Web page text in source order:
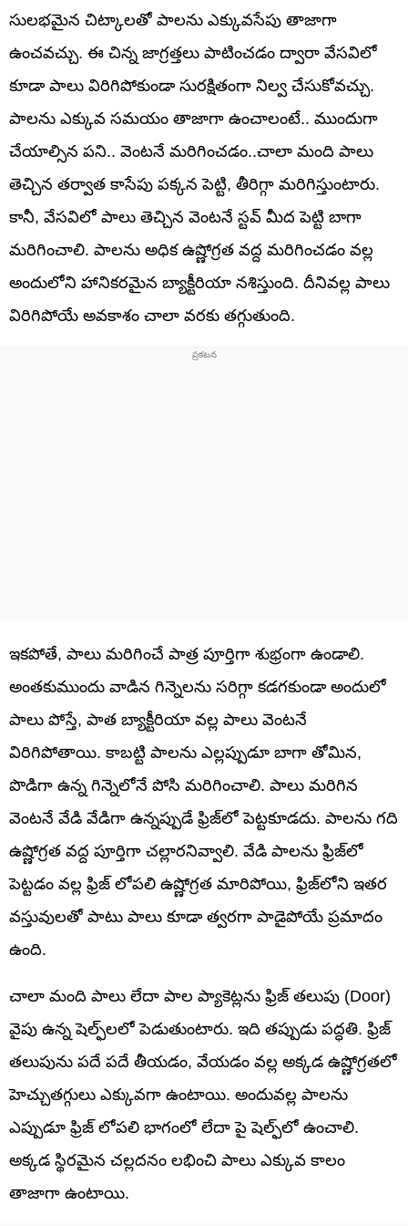
సులభమైన చిట్కాలతో పాలను ఎక్కువసేపు తాజాగా
ఉంచవచ్చు. ఈ చిన్న జాగ్రత్తలు పాటించడం ద్వారా వేసవిలో
కూడా పాలు విరిగిపోకుండా సురక్షితంగా నిల్వ చేసుకోవచ్చు.
పాలను ఎక్కువ సమయం తాజాగా ఉంచాలంటే.. ముందుగా
చేయాల్సిన పని.. వెంటనే మరిగించడం..చాలా మంది పాలు
తెచ్చిన తర్వాత కాసేపు పక్కన పెట్టి, తీరిగ్గా మరిగిస్తుంటారు.
కానీ, వేసవిలో పాలు తెచ్చిన వెంటనే స్టవ్ మీద పెట్టి బాగా
మరిగించాలి. పాలను అధిక ఉష్ణోగ్రత వద్ద మరిగించడం వల్ల
అందులోని హానికరమైన బ్యాక్టీరియా నశిస్తుంది. దీనివల్ల పాలు
విరిగిపోయే అవకాశం చాలా వరకు తగ్గుతుంది.
ఇకపోతే, పాలు మరిగించే పాత్ర పూర్తిగా శుభ్రంగా ఉండాలి.
అంతకుముందు వాడిన గిన్నెలను సరిగ్గా కడగకుండా అందులో
పాలు పోస్తే, పాత బ్యాక్టీరియా వల్ల పాలు వెంటనే
విరిగిపోతాయి. కాబట్టి పాలను ఎల్లప్పుడూ బాగా తోమిన,
పొడిగా ఉన్న గిన్నెలోనే పోసి మరిగించాలి. పాలు మరిగిన
వెంటనే వేడి వేడిగా ఉన్నప్పుడే ఫ్రిజ్‌లో పెట్టకూడదు. పాలను గది
ఉష్ణోగ్రత వద్ద పూర్తిగా చల్లారనివ్వాలి. వేడి పాలను ఫ్రిజ్‌లో
పెట్టడం వల్ల ఫ్రిజ్ లోపలి ఉష్ణోగ్రత మారిపోయి, ఫ్రిజ్‌లోని ఇతర
వస్తువులతో పాటు పాలు కూడా త్వరగా పాడైపోయే ప్రమాదం
ఉంది.
చాలా మంది పాలు లేదా పాల ప్యాకెట్లను ఫ్రిజ్ తలుపు (Door)
వైపు ఉన్న షెల్ఫ్‌లలో పెడుతుంటారు. ఇది తప్పుడు పద్ధతి. ఫ్రిజ్
తలుపును పదే పదే తీయడం, వేయడం వల్ల అక్కడ ఉష్ణోగ్రతలో
హెచ్చుతగ్గులు ఎక్కువగా ఉంటాయి. అందువల్ల పాలను
ఎప్పుడూ ఫ్రిజ్ లోపలి భాగంలో లేదా పై షెల్ఫ్‌లో ఉంచాలి.
అక్కడ స్థిరమైన చల్లదనం లభించి పాలు ఎక్కువ కాలం
తాజాగా ఉంటాయి.